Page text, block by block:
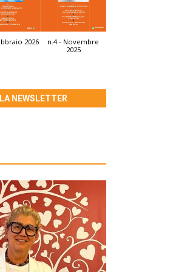
2026
n.4 - Novembre
2025
NEWSLETTER